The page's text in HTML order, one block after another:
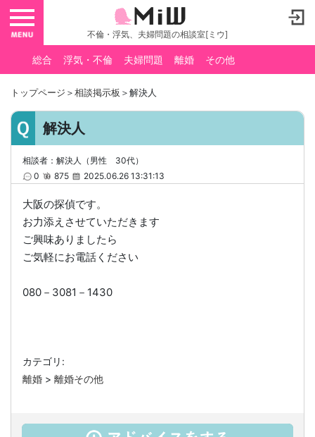
toggle navigation
不倫・浮気、夫婦問題の相談室[ミウ]
総合 浮気・不倫 夫婦問題 離婚 その他
トップページ ＞相談掲示板 ＞解決人
解決人
相談者：解決人（男性 30代）
0
875 2025.06.26 13:31:13
大阪の探偵です。
お力添えさせていただきます
ご興味ありましたら
ご気軽にお電話ください
080－3081－1430
カテゴリ:
離婚 > 離婚その他